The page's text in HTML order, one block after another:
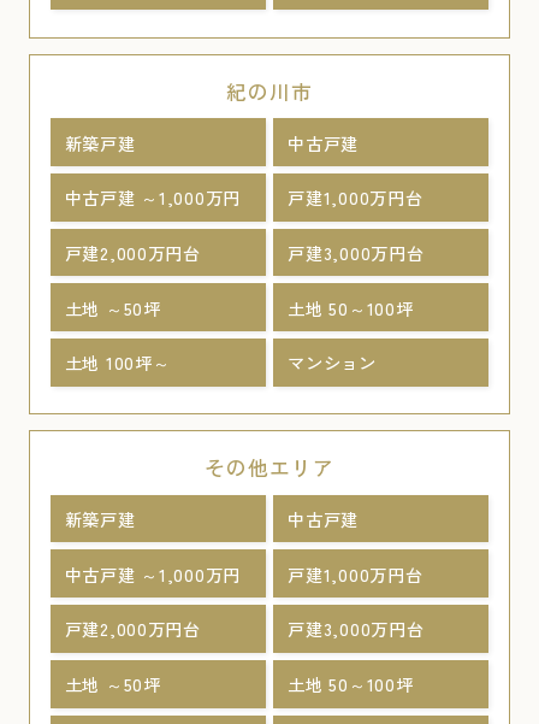
紀の川市
新築戸建 中古戸建
中古戸建 ～1,000万円 戸建1,000万円台
戸建2,000万円台 戸建3,000万円台
土地 ～50坪 土地 50～100坪
土地 100坪～ マンション
その他エリア
新築戸建 中古戸建
中古戸建 ～1,000万円 戸建1,000万円台
戸建2,000万円台 戸建3,000万円台
土地 ～50坪 土地 50～100坪